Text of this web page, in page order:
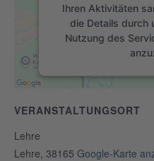
VERANSTALTUNGSORT
Lehre
Lehre, 38165 Google-Karte
Ihren Aktivitäten
die Details durch
Nutzung des
Mehr
powered by